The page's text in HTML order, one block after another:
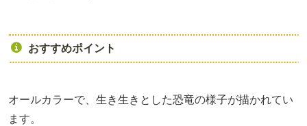
おすすめポイント
オールカラーで、生き生きとした恐竜の様子が描かれてい
ます。